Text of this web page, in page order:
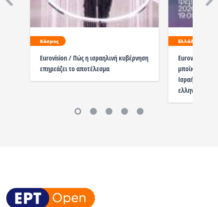
Κόσμος
Eurovision / Πώς η ισραηλινή κυβέρνηση
επηρεάζει το αποτέλεσμα
Ελλάδα
Eurovision
μποϊκοτάζ
Ισραήλ έξω
ελληνικού